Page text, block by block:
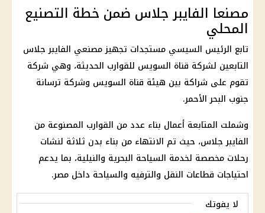
مصنعا الفايبر جلاس ضمن خطة التصنيع
المحلي
تابع الرئيس السيسي مستجدات تجهيز مصنعي الفايبر جلاس
التابعين لشركة قناة السويس للقوارب الحديثة، وهي شركة
تقوم على شراكة بين هيئة قناة السويس وشركة ترسانة
جنوب البحر الأحمر.
وشملت المتابعة أعمال بناء عدد من القوارب المصنوعة من
الفايبر جلاس، حيث تم الانتهاء من بناء بدن ثلاثة لنشات
رحلات مخصصة لخدمة السياحة البحرية والنيلية، بما يدعم
احتياجات قطاعات النقل والترفيه والسياحة داخل مصر.
لا يفوتك